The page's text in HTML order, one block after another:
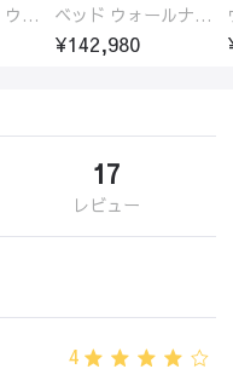
ベッドフレーム ウォールナット無垢材 高品質塗装 ベッド ウォールナットフレーム 通気性 ベッドフレーム すのこ ベッド 木製 ダブル おしゃれ 150*200cm 180*200cm スノコベッド
¥142,980
17
レビュー
4